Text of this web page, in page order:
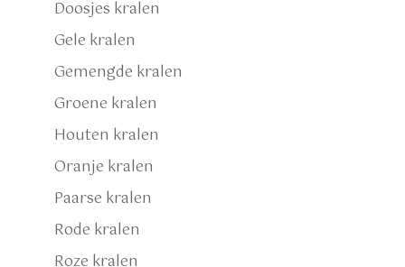
Doosjes kralen
Gele kralen
Gemengde kralen
Groene kralen
Houten kralen
Oranje kralen
Paarse kralen
Rode kralen
Roze kralen